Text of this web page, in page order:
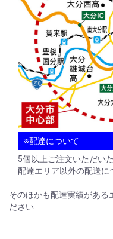
※配達について
5個以上ご注文いただい
配達エリア以外の配送に
そのほかも配達実績がある
ださい